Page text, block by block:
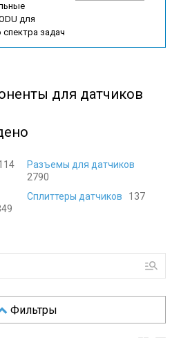
для
задач
для датчиков
Разъемы для датчиков
2790
Сплиттеры датчиков 137
Фильтры